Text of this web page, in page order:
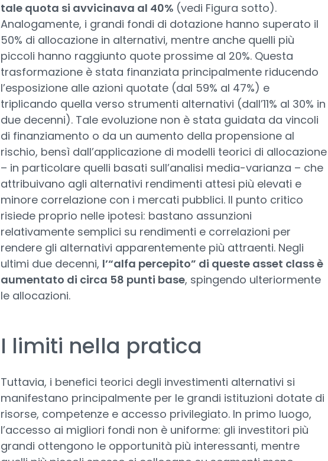
tale quota si avvicinava al 40% (vedi Figura sotto).
Analogamente, i grandi fondi di dotazione hanno superato il
50% di allocazione in alternativi, mentre anche quelli più
piccoli hanno raggiunto quote prossime al 20%. Questa
trasformazione è stata finanziata principalmente riducendo
l’esposizione alle azioni quotate (dal 59% al 47%) e
triplicando quella verso strumenti alternativi (dall’11% al 30% in
due decenni). Tale evoluzione non è stata guidata da vincoli
di finanziamento o da un aumento della propensione al
rischio, bensì dall’applicazione di modelli teorici di allocazione
– in particolare quelli basati sull’analisi media-varianza – che
attribuivano agli alternativi rendimenti attesi più elevati e
minore correlazione con i mercati pubblici. Il punto critico
risiede proprio nelle ipotesi: bastano assunzioni
relativamente semplici su rendimenti e correlazioni per
rendere gli alternativi apparentemente più attraenti. Negli
ultimi due decenni, l’“alfa percepito” di queste asset class è
aumentato di circa 58 punti base, spingendo ulteriormente
le allocazioni.
I limiti nella pratica
Tuttavia, i benefici teorici degli investimenti alternativi si
manifestano principalmente per le grandi istituzioni dotate di
risorse, competenze e accesso privilegiato. In primo luogo,
l’accesso ai migliori fondi non è uniforme: gli investitori più
grandi ottengono le opportunità più interessanti, mentre